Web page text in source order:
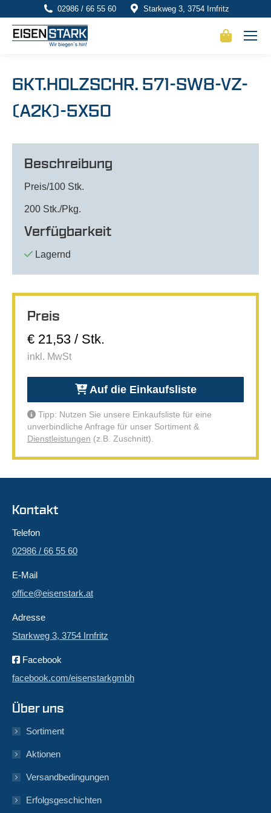
02986 / 66 55 60 Starkweg 3, 3754 Irnfritz
6KT.HOLZSCHR. 571-SW8-VZ-
(A2K)-5X50
Beschreibung
Preis/100 Stk.
200 Stk./Pkg.
Verfügbarkeit
Lagernd
Preis
€ 21,53 / Stk.
inkl. MwSt
Auf die Einkaufsliste
Tipp: Nutzen Sie unsere Einkaufsliste für eine
unverbindliche Anfrage für unser Sortiment &
Dienstleistungen (z.B. Zuschnitt).
Kontakt
Telefon
02986 / 66 55 60
E-Mail
office@eisenstark.at
Adresse
Starkweg 3, 3754 Irnfritz
Facebook
facebook.com/eisenstarkgmbh
Über uns
Sortiment
Aktionen
Versandbedingungen
Erfolgsgeschichten